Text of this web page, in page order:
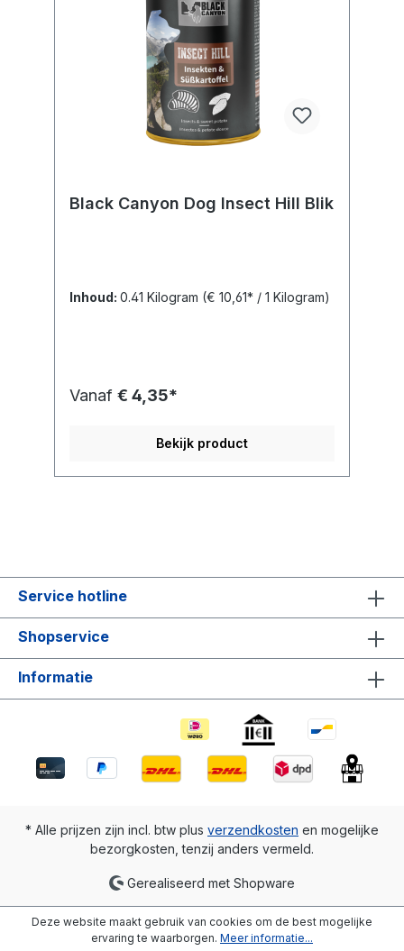
Black Canyon Dog Insect Hill Blik
Inhoud: 0.41 Kilogram (€ 10,61* / 1 Kilogram)
Vanaf € 4,35*
Bekijk product
Service hotline
Shopservice
Informatie
* Alle prijzen zijn incl. btw plus verzendkosten en mogelijke
bezorgkosten, tenzij anders vermeld.
Gerealiseerd met Shopware
Deze website maakt gebruik van cookies om de best mogelijke
ervaring te waarborgen. Meer informatie...